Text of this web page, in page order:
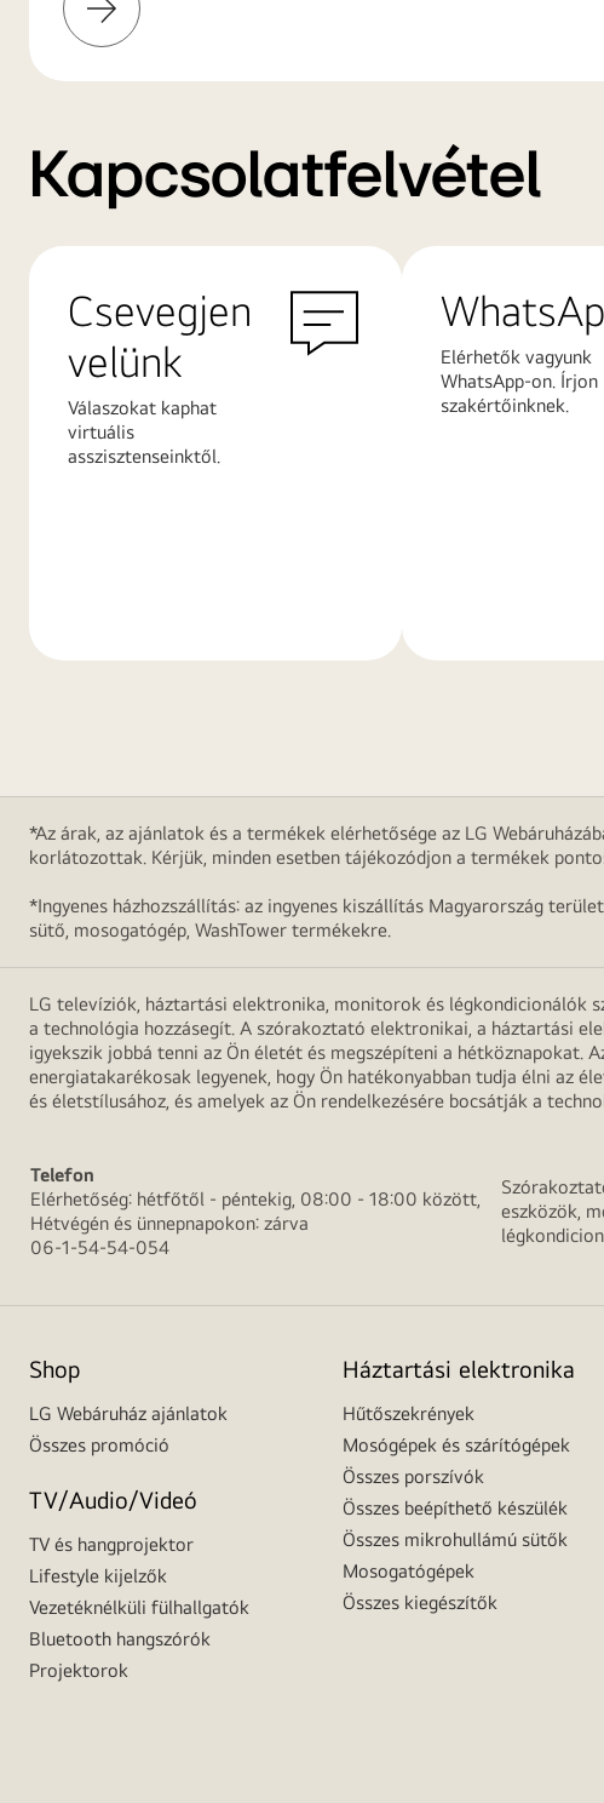
információk
Kapcsolatfelvétel
Csevegjen
velünk
Válaszokat kaphat
virtuális
asszisztenseinktől.
Elérhetők vagyunk
WhatsApp-on. Írjon
szakértőinknek.
*Az árak, az ajánlatok és a termékek elérhetősége az LG
korlátozottak. Kérjük, minden esetben tájékozódjon a termékek
*Ingyenes házhozszállítás: az ingyenes kiszállítás Magyarország
sütő, mosogatógép, WashTower termékekre.
LG televíziók, háztartási elektronika, monitorok és légkondicionálók
a technológia hozzásegít. A szórakoztató elektronikai, a háztartási
igyekszik jobbá tenni az Ön életét és megszépíteni a
energiatakarékosak legyenek, hogy Ön hatékonyabban tudja élni az
és életstílusához, és amelyek az Ön rendelkezésére bocsátják a
Telefon
Elérhetőség: hétfőtől - péntekig, 08:00 - 18:00 között,
Hétvégén és ünnepnapokon: zárva
06-1-54-54-054
eszközök,
Shop
LG Webáruház ajánlatok
Összes promóció
TV/Audio/Videó
TV és hangprojektor
Lifestyle kijelzők
Vezetéknélküli fülhallgatók
Bluetooth hangszórók
Projektorok
Háztartási elektronika
Hűtőszekrények
Mosógépek és szárítógépek
Összes porszívók
Összes beépíthető készülék
Összes mikrohullámú sütők
Mosogatógépek
Összes kiegészítők